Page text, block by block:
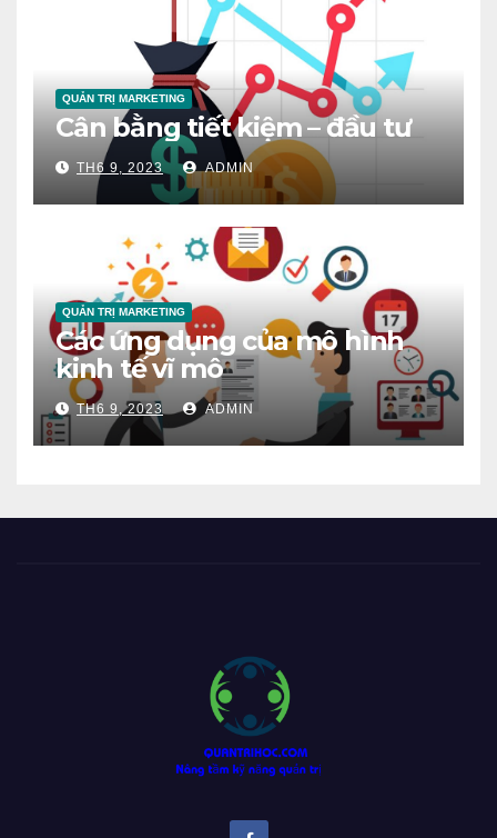
QUẢN TRỊ MARKETING
Cân bằng tiết kiệm – đầu tư
TH6 9, 2023 ADMIN
QUẢN TRỊ MARKETING
Các ứng dụng của mô hình
kinh tế vĩ mô
TH6 9, 2023 ADMIN